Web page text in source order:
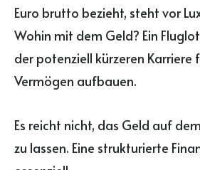
Euro brutto bezieht, steht vor
Wohin mit dem Geld? Ein
der potenziell kürzeren Karriere
Vermögen aufbauen.
Es reicht nicht, das Geld auf
zu lassen. Eine strukturierte